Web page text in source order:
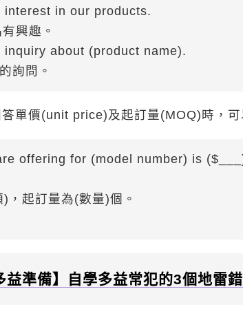
in our products.
興趣。
about (product name).
詢問。
單價(unit price)及起訂量(MOQ)時，可
offering for (model number) is
，起訂量為(數量)個。
益準備】自學多益常犯的3個地雷